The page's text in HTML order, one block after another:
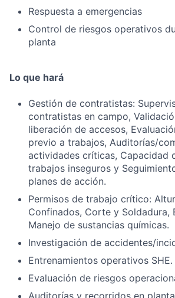
Respuesta a emergencias
Control de riesgos operativos
planta
Lo que hará
Gestión de contratistas:
contratistas en campo,
liberación de accesos,
previo a trabajos, Auditorías/
actividades críticas, Capacidad
trabajos inseguros y
planes de acción.
Permisos de trabajo crítico:
Confinados, Corte y Soldadura,
Manejo de sustancias químicas.
Investigación de accidentes/
Entrenamientos operativos SHE.
Evaluación de riesgos
Auditorías y recorridos en